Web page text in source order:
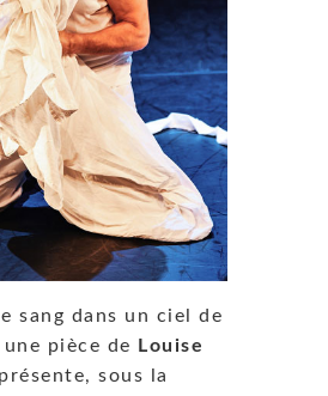
sang dans un ciel de
pièce de Louise
sous la